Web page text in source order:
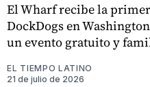
El Wharf recibe la
DockDogs en
un evento gratuito y
EL TIEMPO LATINO
21 de julio de 2026